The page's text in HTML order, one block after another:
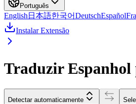
Português
English 日本語한국어DeutschEspañol
Instalar Extensão
Traduzir
Detectar automaticamente